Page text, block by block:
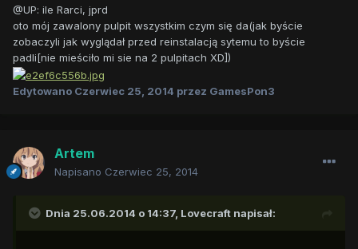
@UP: ile Rarci, jprd
oto mój zawalony pulpit wszystkim czym się da(jak byście
zobaczyli jak wyglądał przed reinstalacją sytemu to byście
padli[nie mieściło mi sie na 2 pulpitach XD])
Edytowano Czerwiec 25, 2014 przez GamesPon3
Artem
Napisano Czerwiec 25, 2014
Dnia 25.06.2014 o 14:37, Lovecraft napisał: